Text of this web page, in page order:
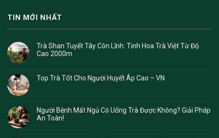
TIN MỚI NHẤT
Trà Shan Tuyết Tây Côn Lĩnh: Tinh Hoa Trà Việt Từ Độ
Cao 2000m
Top Trà Tốt Cho Người Huyết Áp Cao – VN
Người Bệnh Mất Ngủ Có Uống Trà Được Không? Giải Pháp
An Toàn!